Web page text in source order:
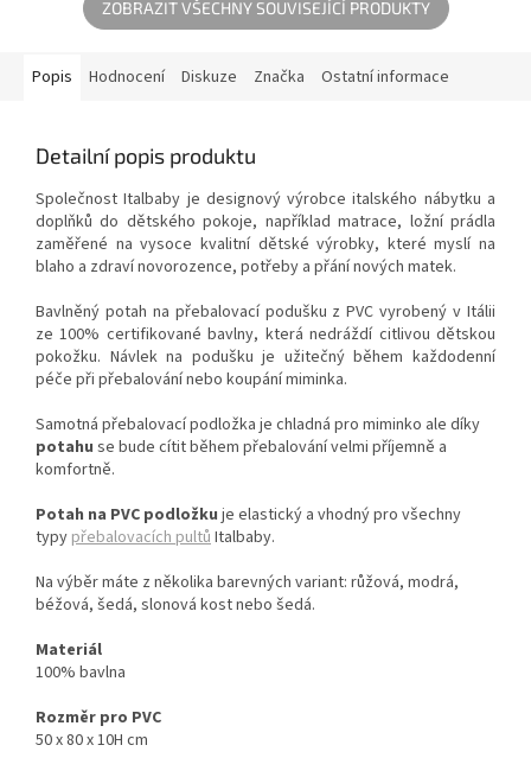
ZOBRAZIT VŠECHNY SOUVISEJÍCÍ PRODUKTY
Popis Hodnocení Diskuze Značka Ostatní informace
Detailní popis produktu
Společnost Italbaby je designový výrobce italského nábytku a
doplňků do dětského pokoje, například matrace, ložní prádla
zaměřené na vysoce kvalitní dětské výrobky, které myslí na
blaho a zdraví novorozence, potřeby a přání nových matek.
Bavlněný potah na přebalovací podušku z PVC vyrobený v Itálii
ze 100% certifikované bavlny, která nedráždí citlivou dětskou
pokožku. Návlek na podušku je užitečný během každodenní
péče při přebalování nebo koupání miminka.
Samotná přebalovací podložka je chladná pro miminko ale díky
potahu se bude cítit během přebalování velmi příjemně a
komfortně.
Potah na PVC podložku je elastický a vhodný pro všechny
typy přebalovacích pultů Italbaby.
Na výběr máte z několika barevných variant: růžová, modrá,
béžová, šedá, slonová kost nebo šedá.
Materiál
100% bavlna
Rozměr pro PVC
50 x 80 x 10H cm